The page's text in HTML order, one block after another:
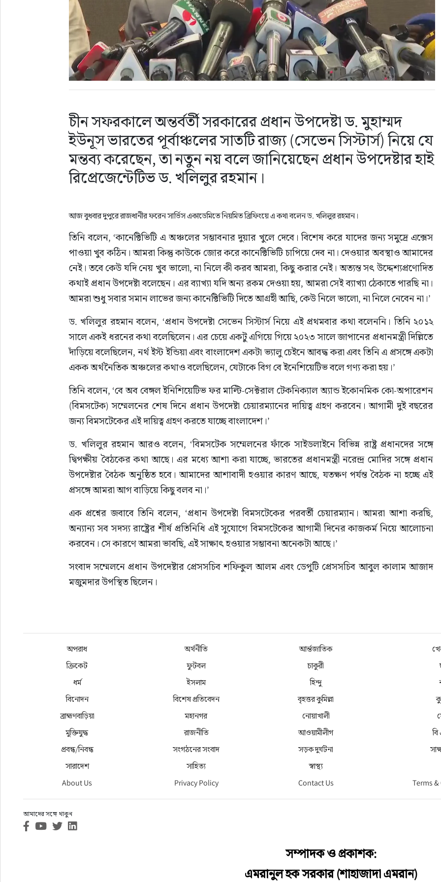
চীন সফরকালে অন্তর্বর্তী সরকারের প্রধান উপদেষ্টা ড. মুহাম্মদ
ইউনূস ভারতের পূর্বাঞ্চলের সাতটি রাজ্য (সেভেন সিস্টার্স) নিয়ে যে
মন্তব্য করেছেন, তা নতুন নয় বলে জানিয়েছেন প্রধান উপদেষ্টার হাই
রিপ্রেজেন্টেটিভ ড. খলিলুর রহমান।
আজ বুধবার দুপুরে রাজধানীর ফরেন সার্ভিস একাডেমিতে নিয়মিত ব্রিফিংয়ে এ কথা বলেন‌ ড. খলিলুর রহমান।‌
তিনি বলেন, ‘কানেক্টিভিটি এ অঞ্চলের সম্ভাবনার দুয়ার খুলে দেবে। বিশেষ করে যাদের জন্য সমুদ্রে এক্সেস
পাওয়া খুব কঠিন। আমরা কিন্তু কাউকে জোর করে কানেক্টিভিটি চাপিয়ে দেব না। দেওয়ার অবস্থাও আমাদের
নেই। তবে কেউ যদি নেয় খুব ভালো, না নিলে কী করব আমরা, কিছু করার নেই। অত্যন্ত সৎ উদ্দেশ্যপ্রণোদিত
কথাই প্রধান উপদেষ্টা বলেছেন। এর ব্যাখ্যা যদি অন্য রকম দেওয়া হয়, আমরা সেই ব্যাখ্যা ঠেকাতে পারছি না।
আমরা শুধু সবার সমান লাভের জন্য কানেক্টিভিটি দিতে আগ্রহী আছি, কেউ নিলে ভালো, না নিলে নেবেন না।’
ড. খলিলুর রহমান বলেন, ‘প্রধান উপদেষ্টা সেভেন সিস্টার্স নিয়ে এই প্রথমবার কথা বলেননি। তিনি ২০১২
সালে একই ধরনের কথা বলেছিলেন। এর চেয়ে একটু এগিয়ে গিয়ে ২০২৩ সালে জাপানের প্রধানমন্ত্রী দিল্লিতে
দাঁড়িয়ে বলেছিলেন, নর্থ ইস্ট ইন্ডিয়া এবং বাংলাদেশ একটা ভ্যালু চেইনে আবদ্ধ করা এবং তিনি এ প্রসঙ্গে একটা
একক অর্থনৈতিক অঞ্চলের কথাও বলেছিলেন, যেটাকে বিগ বে ইনেশিয়েটিভ বলে গণ্য করা হয়।’
তিনি বলেন, ‘বে অব বেঙ্গল ইনিশিয়েটিভ ফর মাল্টি-সেক্টরাল টেকনিক্যাল অ্যান্ড ইকোনমিক কো-অপারেশন
(বিমসটেক) সম্মেলনের শেষ দিনে প্রধান উপদেষ্টা চেয়ারম্যানের দায়িত্ব গ্রহণ করবেন। আগামী দুই বছরের
জন্য বিমসটেকের এই দায়িত্ব গ্রহণ করতে যাচ্ছে বাংলাদেশ।’
ড. খলিলুর রহমান আরও বলেন, ‘বিমসটেক সম্মেলনের ফাঁকে সাইডলাইনে বিভিন্ন রাষ্ট্র প্রধানদের সঙ্গে
দ্বিপক্ষীয় বৈঠকের কথা আছে। এর মধ্যে আশা করা যাচ্ছে, ভারতের প্রধানমন্ত্রী নরেন্দ্র মোদির সঙ্গে প্রধান
উপদেষ্টার বৈঠক অনুষ্ঠিত হবে। আমাদের আশাবাদী হওয়ার কারণ আছে, যতক্ষণ পর্যন্ত বৈঠক না হচ্ছে এই
প্রসঙ্গে আমরা আগ বাড়িয়ে কিছু বলব না।’
এক প্রশ্নের জবাবে তিনি বলেন, ‘প্রধান উপদেষ্টা বিমসটেকের পরবর্তী চেয়ারম্যান। আমরা আশা করছি,
অন্যান্য সব সদস্য রাষ্ট্রের শীর্ষ প্রতিনিধি এই সুযোগে বিমসটেকের আগামী দিনের কাজকর্ম নিয়ে আলোচনা
করবেন। সে কারণে আমরা ভাবছি, এই সাক্ষাৎ হওয়ার সম্ভাবনা অনেকটা আছে।’
সংবাদ সম্মেলনে প্রধান উপদেষ্টার প্রেসসচিব শফিকুল আলম এবং ডেপুটি প্রেসসচিব আবুল কালাম আজাদ
মজুমদার উপস্থিত ছিলেন।
অপরাধ অর্থনীতি আর্ন্তজাতিক
ক্রিকেট
ফুটবল চাকুরী
ধর্ম
ইসলাম হিন্দু
বিনোদন
বিশেষ প্রতিবেদন বৃহত্তর কুমিল্লা
ব্রাহ্মণবাড়িয়া
মহানগর নোয়াখালী
মুক্তিযুদ্ধ
রাজনীতি আওয়ামীলীগ
প্রবন্ধ/নিবন্ধ
সংগঠনের সংবাদ সড়ক দুর্ঘটনা
সারাদেশ
সাহিত্য স্বাস্থ্য
About Us
Privacy Policy Contact Us Terms
আমাদের সঙ্গে থাকুন
সম্পাদক ও প্রকাশক:
এমরানুল হক সরকার (শাহাজাদা এমরান)